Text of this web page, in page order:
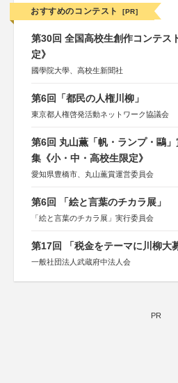
おすすめのコンテスト [PR]
第30回 全国高校生創作コンテス
定》
國學院大學、高校生新聞社
第6回「都民の人権川柳」
東京都人権啓発活動ネットワーク協議会
第6回 丸山薫「帆・ランプ・鷗
集《小・中・高校生限定》
愛知県豊橋市、丸山薫賞運営委員会
第6回 「絵と言葉のチカラ展」
「絵と言葉のチカラ展」実行委員会
第17回 「税金をテーマに川柳大
一般社団法人武蔵府中法人会
PR